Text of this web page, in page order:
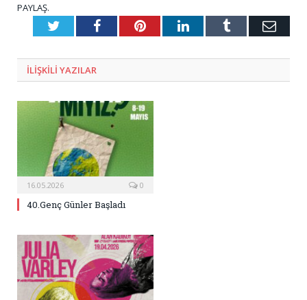
PAYLAŞ.
TwitterFacebookPinterestLinkedInTumblr E-
ILIŞKILI YAZILAR
16.05.2026 0
40.Genç Günler Başladı